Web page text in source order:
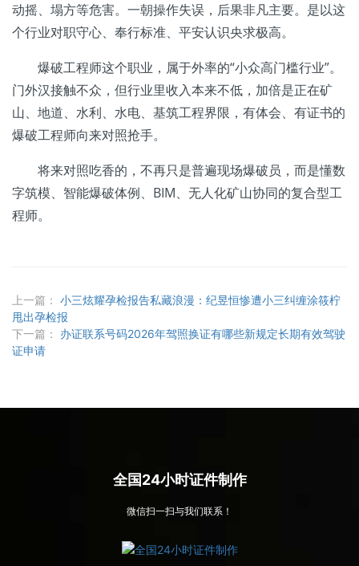
动摇、塌方等危害。一朝操作失误，后果非凡主要。是以这
个行业对职守心、奉行标准、平安认识央求极高。
爆破工程师这个职业，属于外率的“小众高门槛行业”。
门外汉接触不众，但行业里收入本来不低，加倍是正在矿
山、地道、水利、水电、基筑工程界限，有体会、有证书的
爆破工程师向来对照抢手。
将来对照吃香的，不再只是普遍现场爆破员，而是懂数
字筑模、智能爆破体例、BIM、无人化矿山协同的复合型工
程师。
上一篇： 小三炫耀孕检报告私藏浪漫：纪昱恒惨遭小三纠缠涂筱柠
甩出孕检报
下一篇：
办证联系号码2026年驾照换证有哪些新规定长期有效驾驶
证申请
全国24小时证件制作
微信扫一扫与我们联系！